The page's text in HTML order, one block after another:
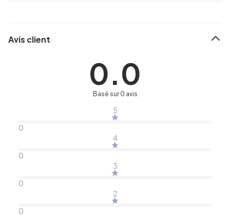
Avis client
0.0
Basé sur 0 avis
5
0
4
0
3
0
2
0